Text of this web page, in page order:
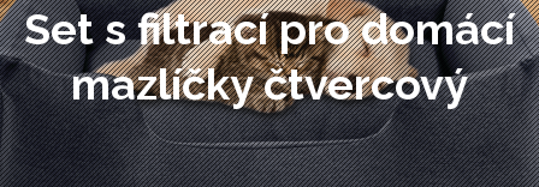
Set s filtrací pro domácí
mazlíčky čtvercový